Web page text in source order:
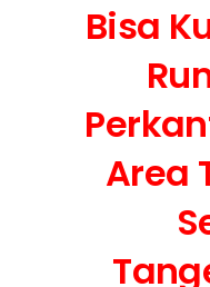
Bisa
Area